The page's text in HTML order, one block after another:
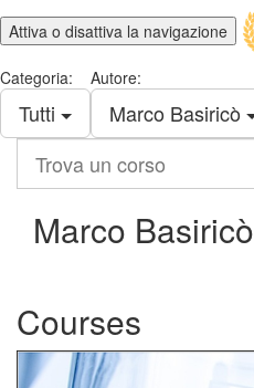
Attiva o disattiva la navigazione
Categoria:
Tutti
Autore:
Marco Basiricò
corso
Marco Basiricò
Courses